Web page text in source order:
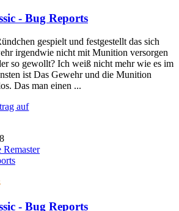
- Bug Reports
gespielt und festgestellt das sich
irgendwie nicht mit Munition versorgen
so gewollt? Ich weiß nicht mehr wie es im
ist Das Gewehr und die Munition
Das man einen ...
auf
- Bug Reports